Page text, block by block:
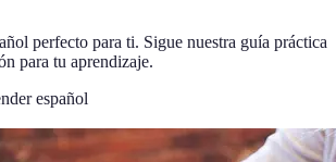
perfecto para ti. Sigue nuestra guía práctica
para tu aprendizaje.
español